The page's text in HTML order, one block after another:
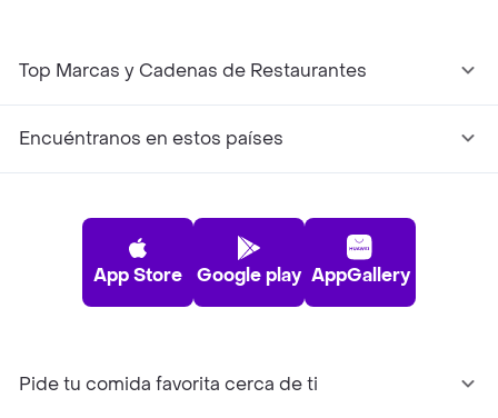
Top Marcas y Cadenas de Restaurantes
Encuéntranos en estos países
App Store Google play AppGallery
Pide tu comida favorita cerca de ti